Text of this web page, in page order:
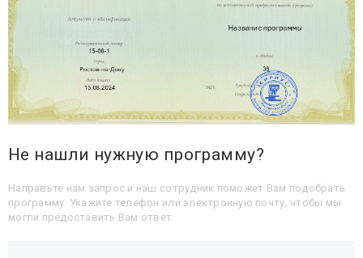
Не нашли нужную программу?
Направьте нам запрос и наш сотрудник поможет Вам подобрать
программу. Укажите телефон или электронную почту, чтобы мы
могли предоставить Вам ответ.